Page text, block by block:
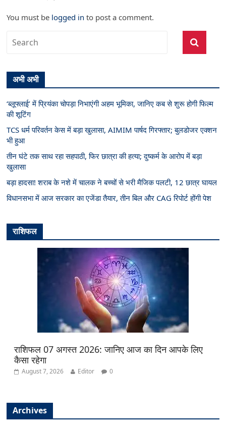
You must be logged in to post a comment.
अभी अभी
‘ब्लूफ्लाई’ में प्रियंका चोपड़ा निभाएंगी अहम भूमिका, जानिए कब से शुरू होगी फिल्म
की शूटिंग
TCS धर्म परिवर्तन केस में बड़ा खुलासा, AIMIM पार्षद गिरफ्तार; बुलडोजर एक्शन
भी हुआ
तीन घंटे तक साथ रहा सहपाठी, फिर छात्रा की हत्या; दुष्कर्म के आरोप में बड़ा
खुलासा
बड़ा हादसा! शराब के नशे में चालक ने बच्चों से भरी मैजिक पलटी, 12 छात्र घायल
विधानसभा में आज सरकार का एजेंडा तैयार, तीन बिल और CAG रिपोर्ट होंगी पेश
राशिफल
राशिफल 07 अगस्त 2026: जानिए आज का दिन आपके लिए
कैसा रहेगा
August 7, 2026 Editor 0
Archives